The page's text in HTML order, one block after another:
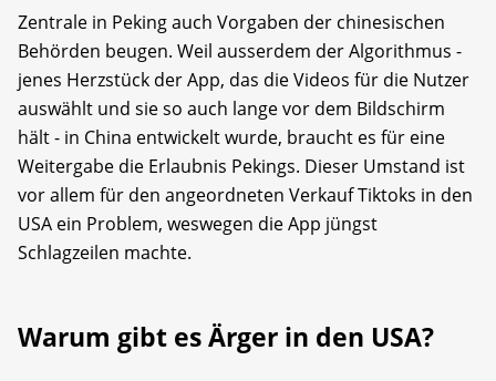
Zentrale in Peking auch Vorgaben der chinesischen
Behörden beugen. Weil ausserdem der Algorithmus -
jenes Herzstück der App, das die Videos für die Nutzer
auswählt und sie so auch lange vor dem Bildschirm
hält - in China entwickelt wurde, braucht es für eine
Weitergabe die Erlaubnis Pekings. Dieser Umstand ist
vor allem für den angeordneten Verkauf Tiktoks in den
USA ein Problem, weswegen die App jüngst
Schlagzeilen machte.
Warum gibt es Ärger in den USA?